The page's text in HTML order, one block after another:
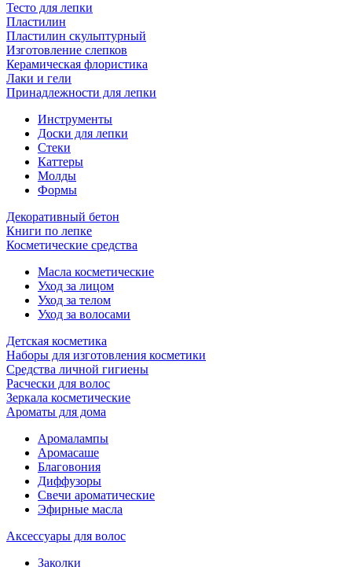
Тесто для лепки
Пластилин
Пластилин скульптурный
Изготовление слепков
Керамическая флористика
Лаки и гели
Принадлежности для лепки
Инструменты
Доски для лепки
Стеки
Каттеры
Молды
Формы
Декоративный бетон
Книги по лепке
Косметические средства
Масла косметические
Уход за лицом
Уход за телом
Уход за волосами
Детская косметика
Наборы для изготовления косметики
Средства личной гигиены
Расчески для волос
Зеркала косметические
Ароматы для дома
Аромалампы
Аромасаше
Благовония
Диффузоры
Свечи ароматические
Эфирные масла
Аксессуары для волос
Заколки